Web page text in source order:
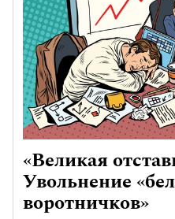
«Великая
Увольнение
воротничков»